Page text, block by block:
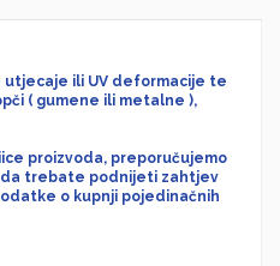
utjecaje ili UV deformacije te
( gumene ili metalne ),
proizvoda, preporučujemo
da trebate podnijeti zahtjev
o kupnji pojedinačnih